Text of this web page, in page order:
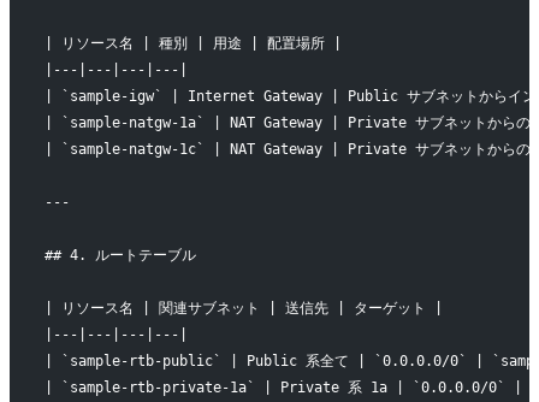
| リソース名 | 種別 | 用途 | 配置場所 |
|---|---|---|---|
| `sample-igw` | Internet Gateway | Public サブネットからイン
| `sample-natgw-1a` | NAT Gateway | Private サブネットから
| `sample-natgw-1c` | NAT Gateway | Private サブネットから
---
## 4. ルートテーブル
| リソース名 | 関連サブネット | 送信先 | ターゲット |
|---|---|---|---|
| `sample-rtb-public` | Public 系全て | `0.0.0.0/0` |
| `sample-rtb-private-1a` | Private 系 1a | `0.0.0.0/0` |